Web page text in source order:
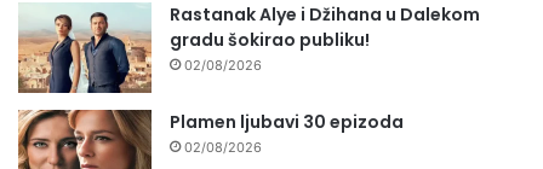
Rastanak Alye i Džihana u Dalekom
gradu šokirao publiku!
02/08/2026
Plamen ljubavi 30 epizoda
02/08/2026